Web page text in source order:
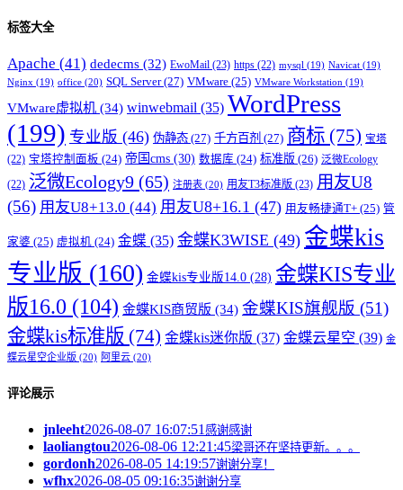
标签大全
Apache (41) dedecms (32) EwoMail (23) https (22) mysql (19) Navicat (19)
Nginx (19) office (20) SQL Server(27) VMware (25) VMware Workstation (19)
VMware虚拟机 (34) winwebmail (35) WordPress
(199) 专业版 (46) 伪静态 (27) 千方百剂 (27) 商标 (75) 宝塔
(22) 宝塔控制面板 (24) 帝国cms (30) 数据库 (24) 标准版 (26) 泛微Ecology
(22) 泛微Ecology9 (65) 注册表 (20) 用友T3标准版 (23) 用友U8
(56) 用友U8+13.0 (44) 用友U8+16.1 (47) 用友畅捷通T+ (25) 管
家婆 (25) 虚拟机 (24) 金蝶 (35) 金蝶K3WISE (49) 金蝶kis
专业版 (160) 金蝶kis专业版14.0 (28) 金蝶KIS专业
版16.0 (104) 金蝶KIS商贸版 (34) 金蝶KIS旗舰版 (51)
金蝶kis标准版 (74) 金蝶kis迷你版 (37) 金蝶云星空 (39) 金
蝶云星空企业版 (20) 阿里云 (20)
评论展示
jnleeht2026-08-07 16:07:51 感谢感谢
laoliangtou2026-08-06 12:21:45梁哥还在坚持更新。。。
gordonh2026-08-05 14:19:57谢谢分享！
wfhx2026-08-05 09:16:35谢谢分享